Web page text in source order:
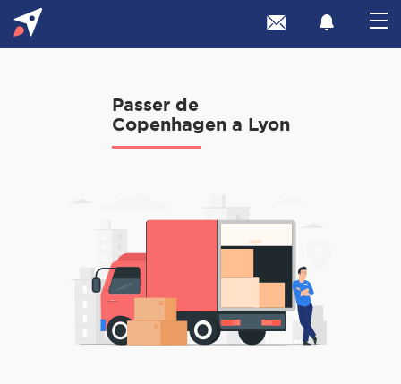
Passer de
Copenhagen a Lyon